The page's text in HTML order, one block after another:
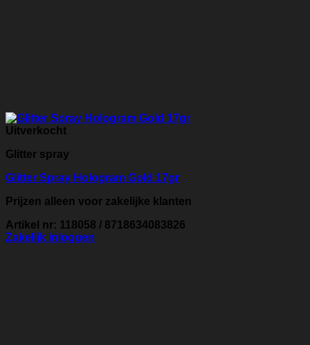
Uitverkocht
Glitter spray
Glitter Spray Hologram Gold 17gr
Prijzen alleen voor zakelijke klanten
Artikel nr: 118058 / 8718634083826
Zakelijk inloggen